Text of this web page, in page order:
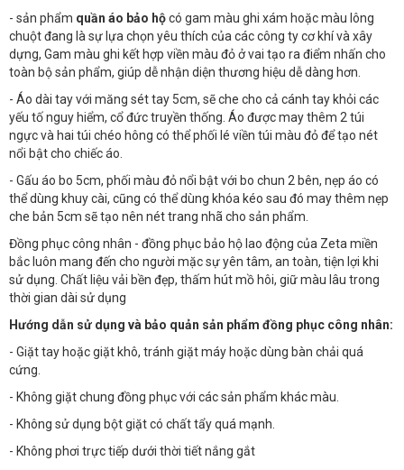
- sản phẩm quần áo bảo hộcó gam màu ghi xám hoặc màu lông
chuột đang là sự lựa chọn yêu thích của các công ty cơ khí và xây
dựng, Gam màu ghi kết hợp viền màu đỏ ở vai tạo ra điểm nhấn cho
toàn bộ sản phẩm, giúp dễ nhận diện thương hiệu dễ dàng hơn.
- Áo dài tay với măng sét tay 5cm, sẽ che cho cả cánh tay khỏi các
yếu tố nguy hiểm, cổ đức truyền thống. Áo được may thêm 2 túi
ngực và hai túi chéo hông có thể phối lé viền túi màu đỏ để tạo nét
nổi bật cho chiếc áo.
- Gấu áo bo 5cm, phối màu đỏ nổi bật với bo chun 2 bên, nẹp áo có
thể dùng khuy cài, cũng có thể dùng khóa kéo sau đó may thêm nẹp
che bản 5cm sẽ tạo nên nét trang nhã cho sản phẩm.
Đồng phục công nhân - đồng phục bảo hộ lao động của Zeta miền
bắc luôn mang đến cho người mặc sự yên tâm, an toàn, tiện lợi khi
sử dụng. Chất liệu vải bền đẹp, thấm hút mồ hôi, giữ màu lâu trong
thời gian dài sử dụng
Hướng dẫn sử dụng và bảo quản sản phẩm đồng phục công nhân:
- Giặt tay hoặc giặt khô, tránh giặt máy hoặc dùng bàn chải quá
cứng.
- Không giặt chung đồng phục với các sản phẩm khác màu.
- Không sử dụng bột giặt có chất tẩy quá mạnh.
- Không phơi trực tiếp dưới thời tiết nắng gắt